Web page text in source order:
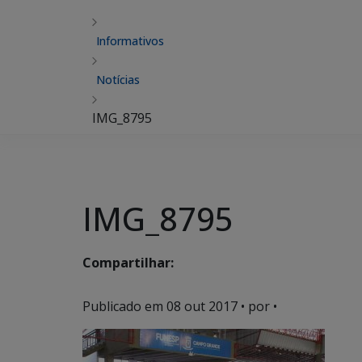
Informativos
Notícias
IMG_8795
IMG_8795
Compartilhar:
Publicado em 08 out 2017 • por •